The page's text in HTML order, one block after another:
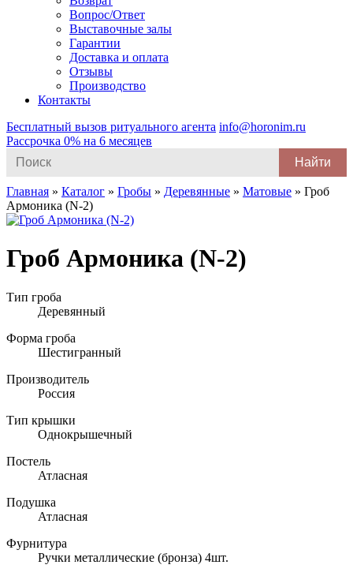
Вопрос/Ответ
Выставочные залы
Гарантии
Доставка и оплата
Отзывы
Производство
Контакты
Бесплатный вызов ритуального агента info@horonim.ru
Рассрочка 0% на 6 месяцев
for:
Главная » Каталог » Гробы » Деревянные » Матовые » Гроб
Армоника (N-2)
Гроб Армоника (N-2)
Тип гроба
Деревянный
Форма гроба
Шестигранный
Производитель
Россия
Тип крышки
Однокрышечный
Постель
Атласная
Подушка
Атласная
Фурнитура
Ручки металлические (бронза) 4шт.